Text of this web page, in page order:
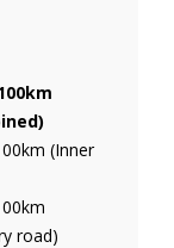
(Inner
road)